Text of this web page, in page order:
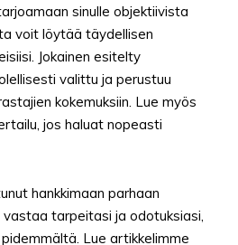
sinulle objektiivista
voit löytää täydellisen
Jokainen esitelty
valittu ja perustuu
kokemuksiin. Lue myös
jos haluat nopeasti
hankkimaan parhaan
vastaa tarpeitasi ja odotuksiasi,
Lue artikkelimme